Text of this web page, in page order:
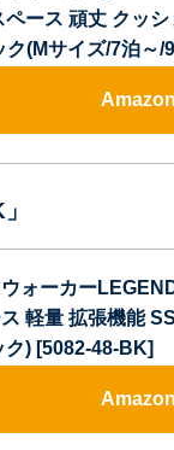
ペース 頑丈 クッ
ク(Mサイズ/7泊～/
ォーカー
軽量 拡張機能
ク) [5082-48-BK]